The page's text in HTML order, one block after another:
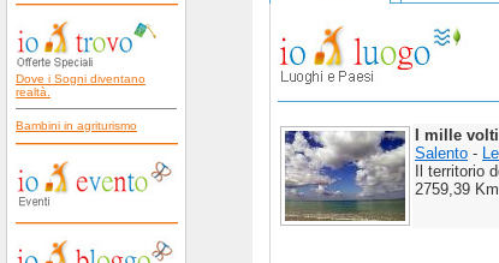
Dove i Sogni diventano
realtà.
Bambini in agriturismo
I mille
Salento -
Il territorio
2759,39